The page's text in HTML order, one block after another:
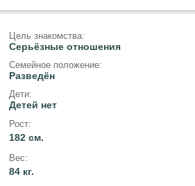
Цель знакомства:
Серьёзные отношения
Семейное положение:
Разведён
Дети:
Детей нет
Рост:
182 см.
Вес:
84 кг.